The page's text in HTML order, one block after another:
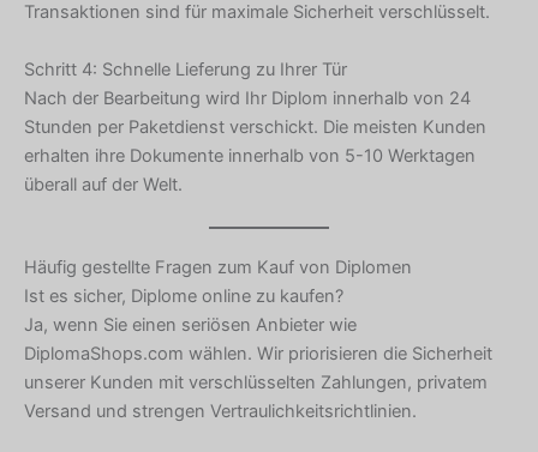
Transaktionen sind für maximale Sicherheit verschlüsselt.
Schritt 4: Schnelle Lieferung zu Ihrer Tür
Nach der Bearbeitung wird Ihr Diplom innerhalb von 24
Stunden per Paketdienst verschickt. Die meisten Kunden
erhalten ihre Dokumente innerhalb von 5-10 Werktagen
überall auf der Welt.
Häufig gestellte Fragen zum Kauf von Diplomen
Ist es sicher, Diplome online zu kaufen?
Ja, wenn Sie einen seriösen Anbieter wie
DiplomaShops.com wählen. Wir priorisieren die Sicherheit
unserer Kunden mit verschlüsselten Zahlungen, privatem
Versand und strengen Vertraulichkeitsrichtlinien.